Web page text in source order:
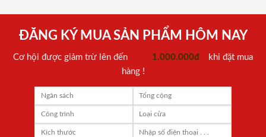
ĐĂNG KÝ MUA SẢN PHẨM HÔM NAY
Cơ hội được giảm trừ lên đến 1.000.000đ
khi đặt mua
hàng !